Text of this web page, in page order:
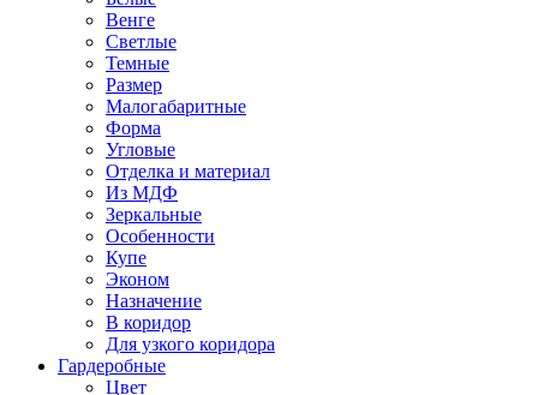
Венге
Светлые
Темные
Размер
Малогабаритные
Форма
Угловые
Отделка и материал
Из МДФ
Зеркальные
Особенности
Купе
Эконом
Назначение
В коридор
Для узкого коридора
Гардеробные
Цвет